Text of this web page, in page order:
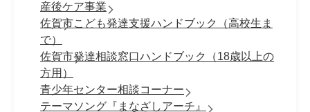
産後ケア事業
佐賀市こども発達支援ハンドブック（高校生ま
で）
佐賀市発達相談窓口ハンドブック（18歳以上の
方用）
青少年センター相談コーナー
テーマソング『まなざしアーチ』